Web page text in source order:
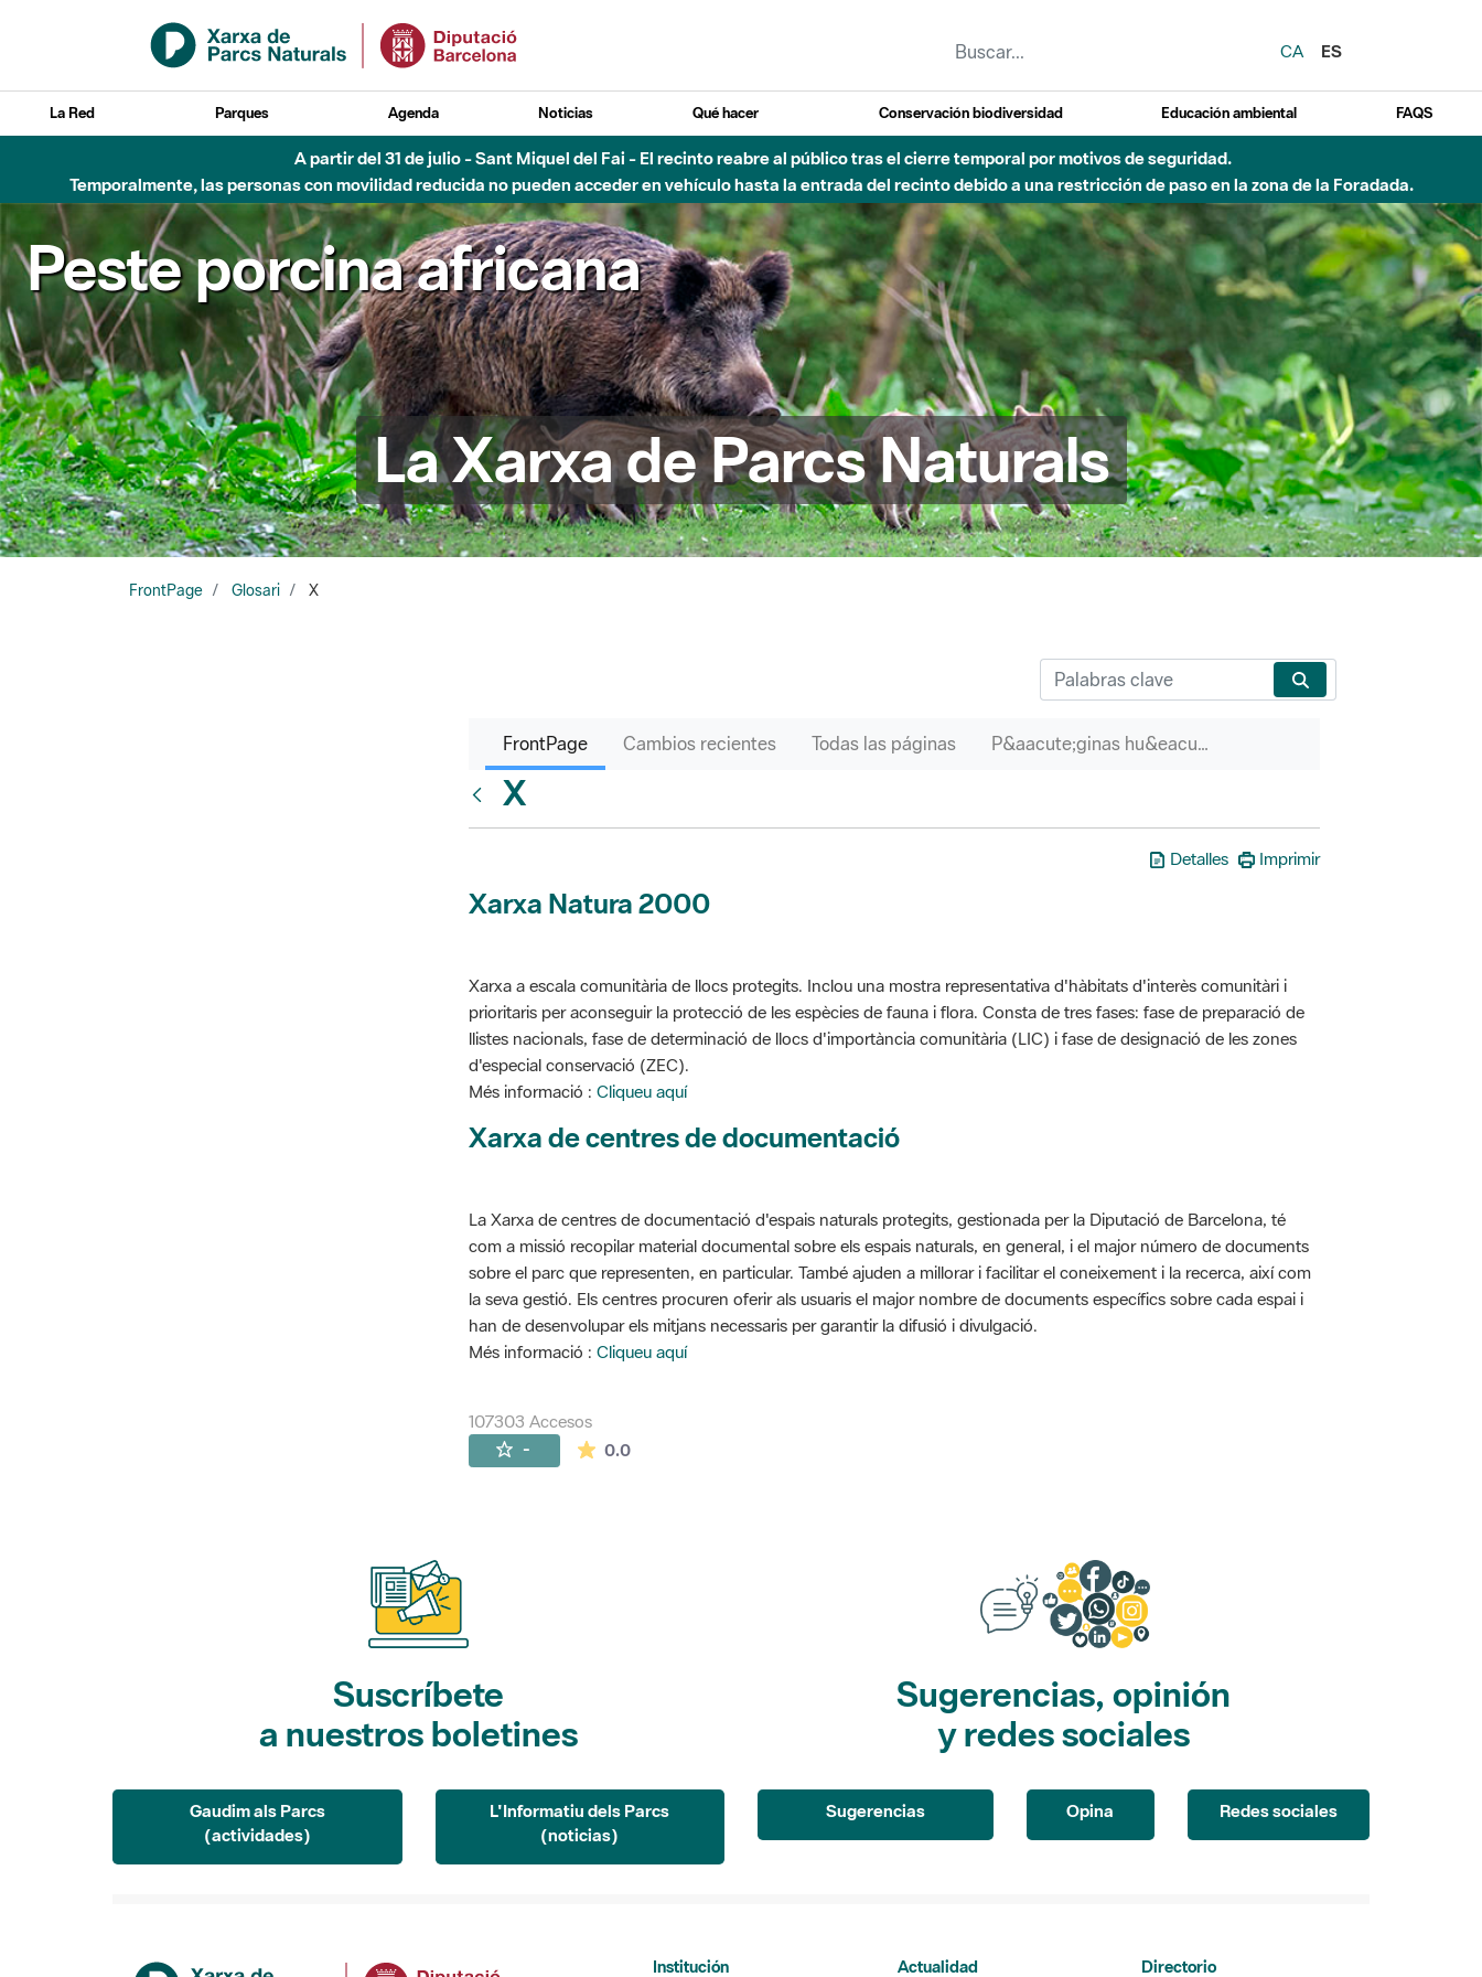
Saltar al contenido principal
CA
ES
La Red Parques Agenda Noticias Qué hacer Conservación biodiversidad Educación ambiental FAQS
A partir del 31 de julio - Sant Miquel del Fai - El recinto reabre al público tras el cierre temporal por motivos de seguridad.
Temporalmente, las personas con movilidad reducida no pueden acceder en vehículo hasta la entrada del recinto debido a una restricción de paso en la zona de la Foradada.
Peste porcina africana
La Xarxa de Parcs Naturals
FrontPage Glosari X
FrontPage Cambios recientes Todas las páginas P&aacute;ginas hu&eacute;rfanas
X
Detalles Imprimir
Xarxa Natura 2000
Xarxa a escala comunitària de llocs protegits. Inclou una mostra representativa d'hàbitats d'interès comunitàri i
prioritaris per aconseguir la protecció de les espècies de fauna i flora. Consta de tres fases: fase de preparació de
llistes nacionals, fase de determinació de llocs d'importància comunitària (LIC) i fase de designació de les zones
d'especial conservació (ZEC).
Més informació : Cliqueu aquí
Xarxa de centres de documentació
La Xarxa de centres de documentació d'espais naturals protegits, gestionada per la Diputació de Barcelona, té
com a missió recopilar material documental sobre els espais naturals, en general, i el major número de documents
sobre el parc que representen, en particular. També ajuden a millorar i facilitar el coneixement i la recerca, així com
la seva gestió. Els centres procuren oferir als usuaris el major nombre de documents específics sobre cada espai i
han de desenvolupar els mitjans necessaris per garantir la difusió i divulgació.
Més informació : Cliqueu aquí
107303 Accesos
- 0.0La valoración media es de 0 estrellas de 5.
Suscríbete
a nuestros boletines
Gaudim als Parcs
(actividades)
L'Informatiu dels Parcs
(noticias)
Sugerencias, opinión
y redes sociales
Sugerencias Opina Redes sociales
Institución Actualidad Directorio